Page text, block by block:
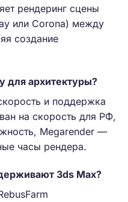
рендеринг сцены
или Corona) между
создание
для архитектуры?
и поддержка
на скорость для РФ,
Megarender —
часы рендера.
3ds Max?